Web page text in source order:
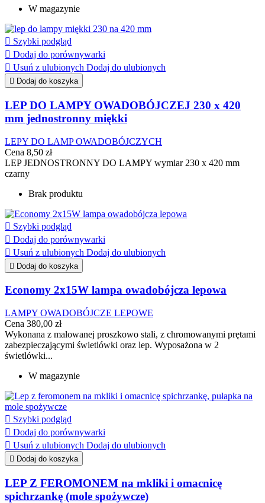
W magazynie
 Szybki podgląd
 Dodaj do porównywarki
 Usuń z ulubionych Dodaj do ulubionych
 Dodaj do koszyka
LEP DO LAMPY OWADOBÓJCZEJ 230 x 420
mm jednostronny miękki
LEPY DO LAMP OWADOBÓJCZYCH
Cena 8,50 zł
LEP JEDNOSTRONNY DO LAMPY wymiar 230 x 420 mm
czarny
Brak produktu
 Szybki podgląd
 Dodaj do porównywarki
 Usuń z ulubionych Dodaj do ulubionych
 Dodaj do koszyka
Economy 2x15W lampa owadobójcza lepowa
LAMPY OWADOBÓJCZE LEPOWE
Cena 380,00 zł
Wykonana z malowanej proszkowo stali, z chromowanymi prętami
zabezpieczającymi świetlówki oraz lep. Wyposażona w 2
świetlówki...
W magazynie
 Szybki podgląd
 Dodaj do porównywarki
 Usuń z ulubionych Dodaj do ulubionych
 Dodaj do koszyka
LEP Z FEROMONEM na mkliki i omacnicę
spichrzankę (mole spożywcze)